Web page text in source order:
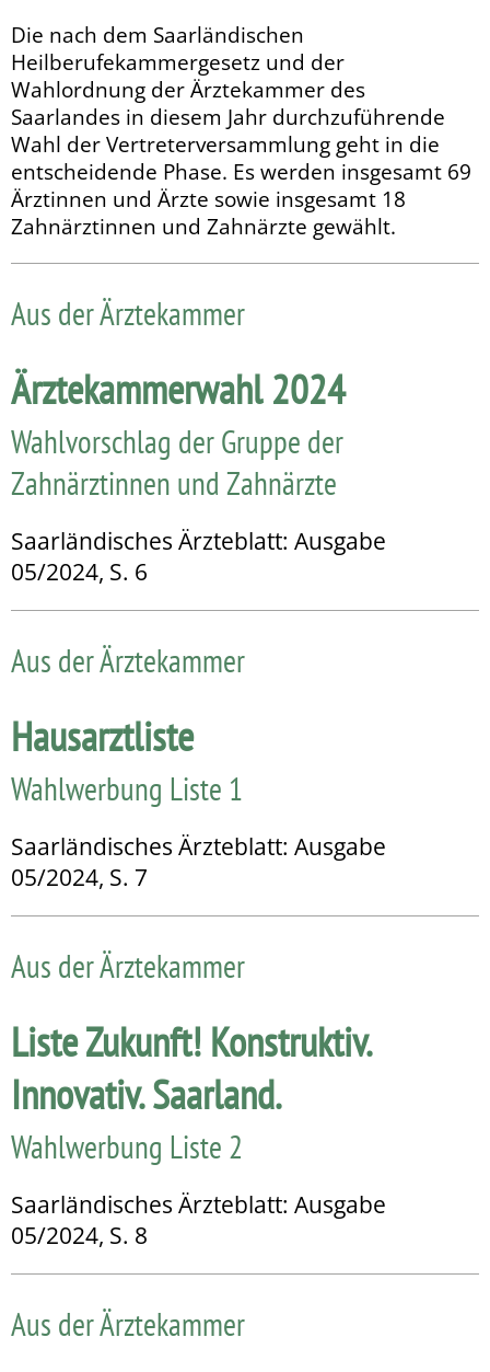
Die nach dem Saarländischen
Heilberufekammergesetz und der
Wahlordnung der Ärztekammer des
Saarlandes in diesem Jahr durchzuführende
Wahl der Vertreterversammlung geht in die
entscheidende Phase. Es werden insgesamt 69
Ärztinnen und Ärzte sowie insgesamt 18
Zahnärztinnen und Zahnärzte gewählt.
Aus der Ärztekammer
Ärztekammerwahl 2024
Wahlvorschlag der Gruppe der
Zahnärztinnen und Zahnärzte
Saarländisches Ärzteblatt: Ausgabe
05/2024, S. 6
Aus der Ärztekammer
Hausarztliste
Wahlwerbung Liste 1
Saarländisches Ärzteblatt: Ausgabe
05/2024, S. 7
Aus der Ärztekammer
Liste Zukunft! Konstruktiv.
Innovativ. Saarland.
Wahlwerbung Liste 2
Saarländisches Ärzteblatt: Ausgabe
05/2024, S. 8
Aus der Ärztekammer